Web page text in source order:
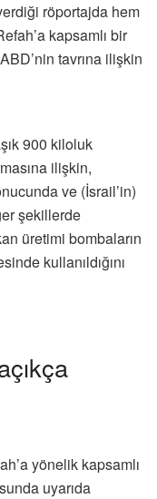
röportajda hem
kapsamlı bir
tavrına ilişkin
900 kiloluk
ilişkin,
ve (İsrail’in)
şekillerde
üretimi bombaların
kullanıldığını
yönelik kapsamlı
uyarıda